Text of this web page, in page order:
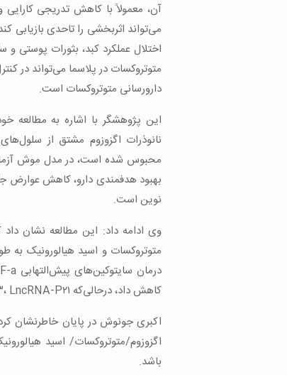
آن، معمولاً با کاهش تدریجی
می‌تواند اثربخشی را تاحدی بازیابی
اختلال عملکرد کبد، بثورات
متوتروکسات در پلاسما می‌تواند در
دارورسانی متوتروکسات است.
این پژوهشگر با اشاره به مطالعه
نانوذرات اگزوزوم مشتق از
محبوس شده است، در مدل موش
بهبود هدفمندی دارو، کاهش عوارض
نوین است.
وی ادامه داد: این مطالعه نشان
متوتروکسات و اسید هیالورونیک
کاهش داد، درحالی‌که TGF-B، Foxp۳، GATA۳، LncRNA-P۲۱را افزایش داد.
اکبری جونوش در پایان خاطرنشان
اگزوزوم/متوتروکسات/ اسید
باشد.